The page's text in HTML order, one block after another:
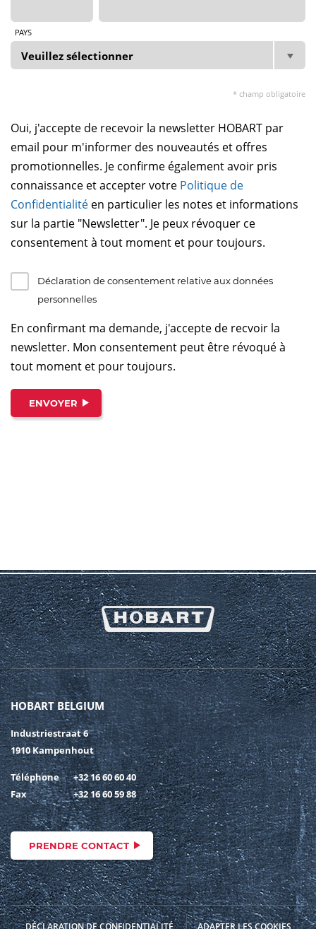
PAYS
* champ obligatoire
Oui, j'accepte de recevoir la newsletter HOBART par
email pour m'informer des nouveautés et offres
promotionnelles. Je confirme également avoir pris
connaissance et accepter votre Politique de
Confidentialité en particulier les notes et informations
sur la partie "Newsletter". Je peux révoquer ce
consentement à tout moment et pour toujours.
Déclaration de consentement relative aux données
personnelles
En confirmant ma demande, j'accepte de recvoir la
newsletter. Mon consentement peut être révoqué à
tout moment et pour toujours.
ENVOYER
HOBART BELGIUM
Industriestraat 6
1910 Kampenhout
Téléphone
+32 16 60 60 40
Fax
+32 16 60 59 88
PRENDRE CONTACT
DÉCLARATION DE CONFIDENTIALITÉ ADAPTER LES COOKIES